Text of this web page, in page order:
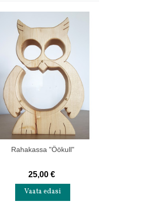
Rahakassa "Öökull"
25,00 €
Vaata edasi